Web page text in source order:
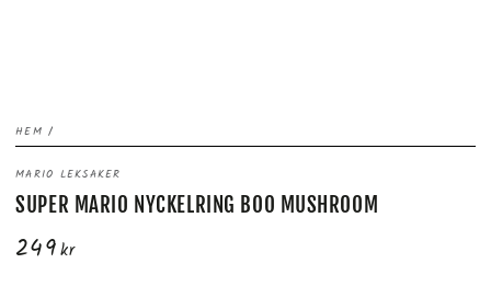
HEM /
MARIO LEKSAKER
SUPER MARIO NYCKELRING BOO MUSHROOM
Ordinarie
249kr